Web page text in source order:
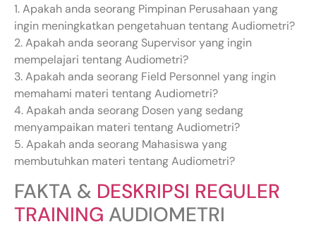
1. Apakah anda seorang Pimpinan Perusahaan yang
ingin meningkatkan pengetahuan tentang Audiometri?
2. Apakah anda seorang Supervisor yang ingin
mempelajari tentang Audiometri?
3. Apakah anda seorang Field Personnel yang ingin
memahami materi tentang Audiometri?
4. Apakah anda seorang Dosen yang sedang
menyampaikan materi tentang Audiometri?
5. Apakah anda seorang Mahasiswa yang
membutuhkan materi tentang Audiometri?
FAKTA & DESKRIPSI REGULER
TRAINING AUDIOMETRI